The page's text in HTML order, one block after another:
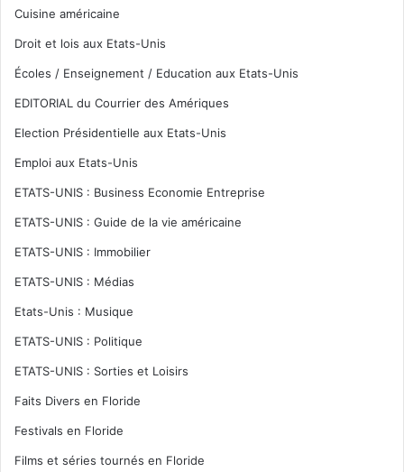
Cuisine américaine
Droit et lois aux Etats-Unis
Écoles / Enseignement / Education aux Etats-Unis
EDITORIAL du Courrier des Amériques
Election Présidentielle aux Etats-Unis
Emploi aux Etats-Unis
ETATS-UNIS : Business Economie Entreprise
ETATS-UNIS : Guide de la vie américaine
ETATS-UNIS : Immobilier
ETATS-UNIS : Médias
Etats-Unis : Musique
ETATS-UNIS : Politique
ETATS-UNIS : Sorties et Loisirs
Faits Divers en Floride
Festivals en Floride
Films et séries tournés en Floride